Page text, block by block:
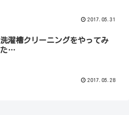
2017.05.31
洗濯槽クリーニングをやってみ
た…
2017.05.28